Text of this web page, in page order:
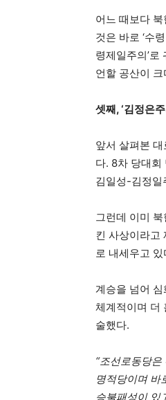
어느 때보다
것은 바로 ‘수
령제일주의’로
언할 공산이 크
셋째, ‘김정은
앞서 살펴본
다. 8차 당대회
김일성-김정일
그런데 이미 북
킨 사상이라고
로 내세우고
계승을 넘어
체계적이며 더
술했다.
“조선로동당
명적당이며 바
승불패성이 있